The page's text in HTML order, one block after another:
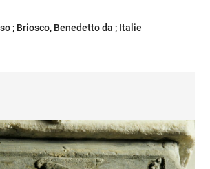
Cazzaniga, Tommaso ; Briosco, Benedetto da ; Italie